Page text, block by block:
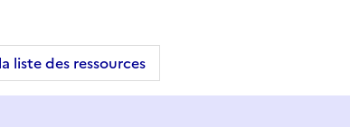
liste des ressources